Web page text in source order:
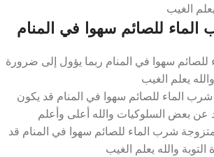
الغيب
للصائم سهوا في المنام
سهوا في المنام ربما يؤول إلى ضرورة
يعلم الغيب
الماء للصائم سهوا في المنام قد يكون
عن بعض السلوكيات والله أعلى وأعلم
شرب الماء للصائم سهوا في المنام قد
والله يعلم الغيب